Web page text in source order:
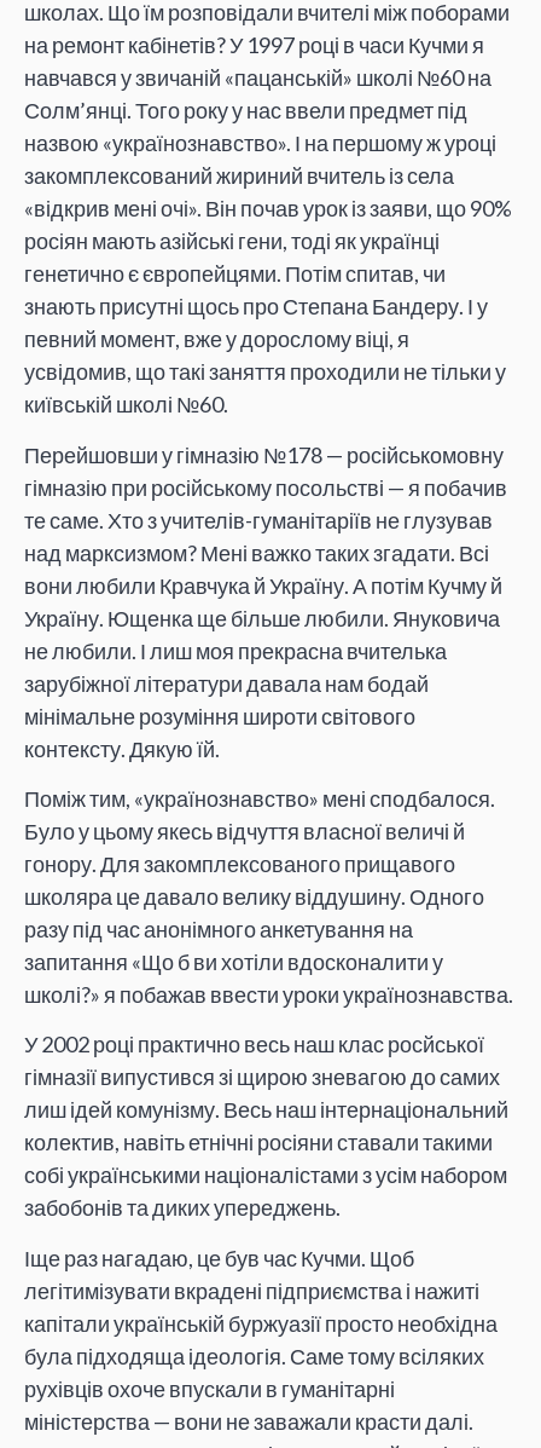
школах. Що їм розповідали вчителі між поборами
на ремонт кабінетів? У 1997 році в часи Кучми я
навчався у звичаній «пацанській» школі №60 на
Солм’янці. Того року у нас ввели предмет під
назвою «українознавство». І на першому ж уроці
закомплексований жириний вчитель із села
«відкрив мені очі». Він почав урок із заяви, що 90%
росіян мають азійські гени, тоді як українці
генетично є європейцями. Потім спитав, чи
знають присутні щось про Степана Бандеру. І у
певний момент, вже у дорослому віці, я
усвідомив, що такі заняття проходили не тільки у
київській школі №60.
Перейшовши у гімназію №178 — російськомовну
гімназію при російському посольстві — я побачив
те саме. Хто з учителів-гуманітаріїв не глузував
над марксизмом? Мені важко таких згадати. Всі
вони любили Кравчука й Україну. А потім Кучму й
Україну. Ющенка ще більше любили. Януковича
не любили. І лиш моя прекрасна вчителька
зарубіжної літератури давала нам бодай
мінімальне розуміння широти світового
контексту. Дякую їй.
Поміж тим, «українознавство» мені сподбалося.
Було у цьому якесь відчуття власної величі й
гонору. Для закомплексованого прищавого
школяра це давало велику віддушину. Одного
разу під час анонімного анкетування на
запитання «Що б ви хотіли вдосконалити у
школі?» я побажав ввести уроки українознавства.
У 2002 році практично весь наш клас росйської
гімназії випустився зі щирою зневагою до самих
лиш ідей комунізму. Весь наш інтернаціональний
колектив, навіть етнічні росіяни ставали такими
собі українськими націоналістами з усім набором
забобонів та диких упереджень.
Іще раз нагадаю, це був час Кучми. Щоб
легітимізувати вкрадені підприємства і нажиті
капітали українській буржуазії просто необхідна
була підходяща ідеологія. Саме тому всіляких
рухівців охоче впускали в гуманітарні
міністерства — вони не заважали красти далі.